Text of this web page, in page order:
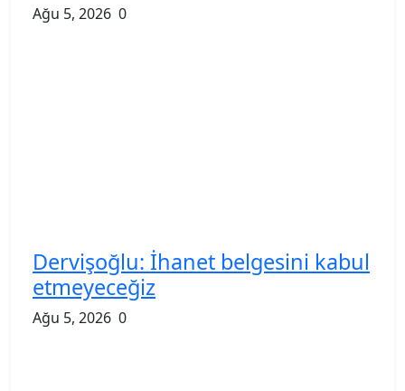
Ağu 5, 2026 0
Dervişoğlu: İhanet belgesini kabul
etmeyeceğiz
Ağu 5, 2026 0